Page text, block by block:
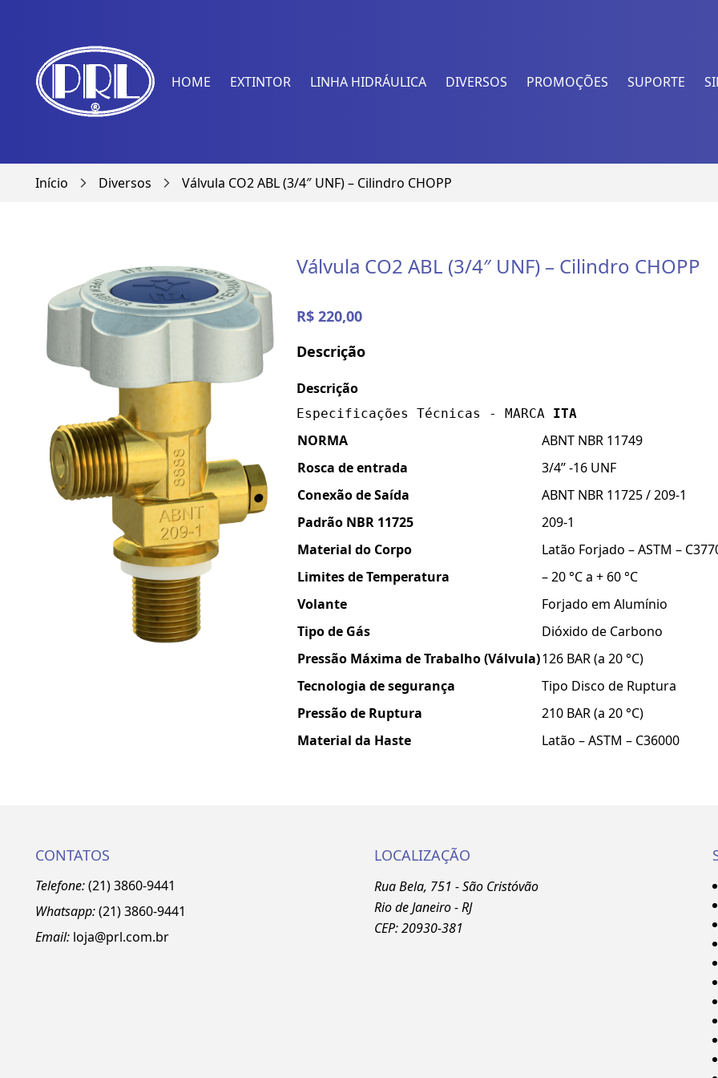
HOME EXTINTOR LINHA HIDRÁULICA DIVERSOS PROMOÇÕES SUPORTE
Início arrow_forward_ios Diversos arrow_forward_ios Válvula CO2 ABL (3/4″ UNF) – Cilindro CHOPP
Válvula CO2 ABL (3/4″ UNF) – Cilindro CHOPP
R$ 220,00
Descrição
Descrição
Especificações Técnicas - MARCA ITA
NORMA
ABNT NBR 11749
Rosca de entrada
3/4’’ -16 UNF
Conexão de Saída
ABNT NBR 11725 / 209-1
Padrão NBR 11725
209-1
Material do Corpo
Latão Forjado – ASTM –
Limites de Temperatura
– 20 °C a + 60 °C
Volante
Forjado em Alumínio
Tipo de Gás
Dióxido de Carbono
Pressão Máxima de Trabalho (Válvula)126 BAR (a 20 °C)
Tecnologia de segurança
Tipo Disco de Ruptura
Pressão de Ruptura
210 BAR (a 20 °C)
Material da Haste
Latão – ASTM – C36000
CONTATOS
Telefone:(21) 3860-9441
Whatsapp:(21)3860-9441
Email: loja@prl.com.br
LOCALIZAÇÃO
Rua Bela, 751 - São Cristóvão
Rio de Janeiro - RJ
CEP: 20930-381